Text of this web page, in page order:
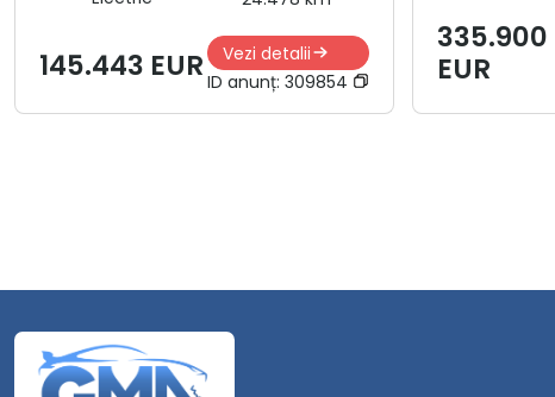
145.443 EUR
Vezi detalii
ID anunț: 309854
335.900
EUR